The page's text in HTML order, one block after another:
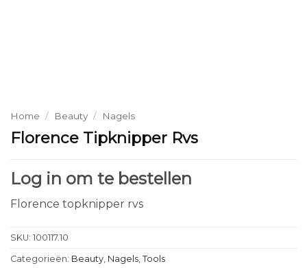
Home / Beauty / Nagels
Florence Tipknipper Rvs
Log in om te bestellen
Florence topknipper rvs
SKU: 100117.10
Categorieën: Beauty Nagels Tools